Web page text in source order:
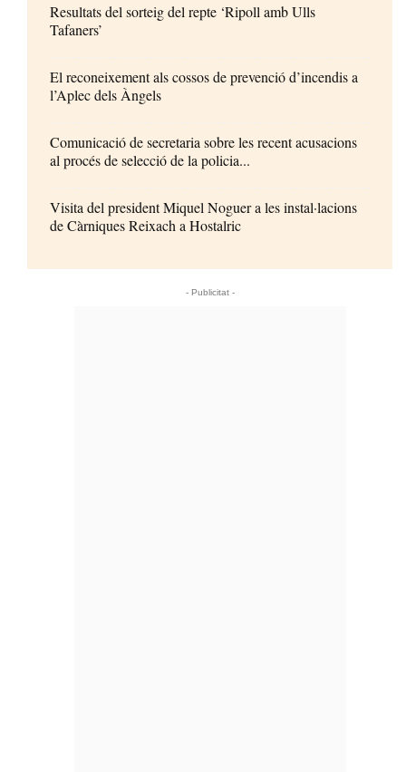
Resultats del sorteig del repte ‘Ripoll amb Ulls
Tafaners’
El reconeixement als cossos de prevenció d’incendis a
l’Aplec dels Àngels
Comunicació de secretaria sobre les recent acusacions
al procés de selecció de la policia...
Visita del president Miquel Noguer a les instal·lacions
de Càrniques Reixach a Hostalric
- Publicitat -